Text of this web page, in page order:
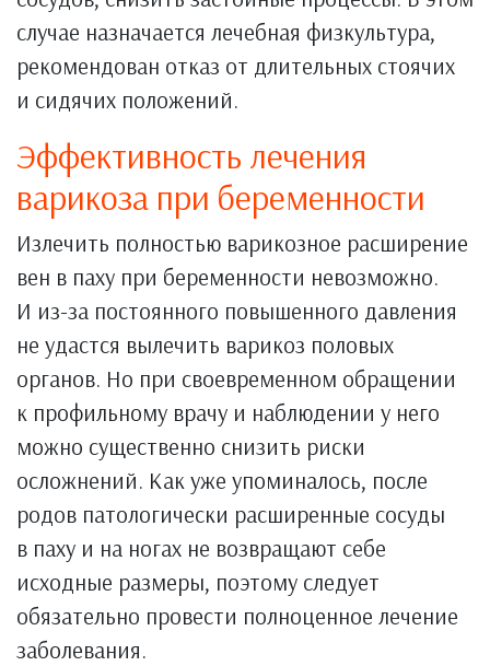
случае назначается лечебная физкультура,
рекомендован отказ от длительных стоячих
и сидячих положений.
Эффективность лечения
варикоза при беременности
Излечить полностью варикозное расширение
вен в паху при беременности невозможно.
И из-за постоянного повышенного давления
не удастся вылечить варикоз половых
органов. Но при своевременном обращении
к профильному врачу и наблюдении у него
можно существенно снизить риски
осложнений. Как уже упоминалось, после
родов патологически расширенные сосуды
в паху и на ногах не возвращают себе
исходные размеры, поэтому следует
обязательно провести полноценное лечение
заболевания.